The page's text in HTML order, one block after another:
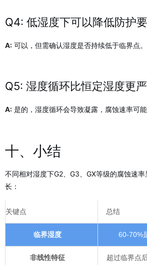
Q4: 低湿度下可以降低防护
A: 可以，但需确认湿度是否持续低于临界点
Q5: 湿度循环比恒定湿度更
A: 是的，湿度循环会导致凝露，腐蚀速率可能
十、小结
不同相对湿度下G2、G3、GX等级的腐蚀速
长：
关键点 总结
临界湿度 60-70%
非线性特征 超过临界点